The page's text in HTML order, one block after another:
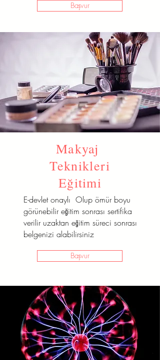
Başvur
Makyaj
Teknikleri
Eğitimi
E-devlet onaylı Olup ömür boyu
görünebilir eğitim sonrası sertifika
verilir uzaktan eğitim süreci sonrası
belgenizi alabilirsiniz
Başvur